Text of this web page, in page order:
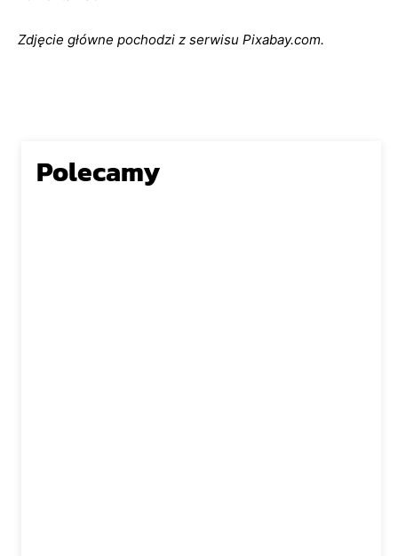
Zdjęcie główne pochodzi z serwisu Pixabay.com.
Polecamy